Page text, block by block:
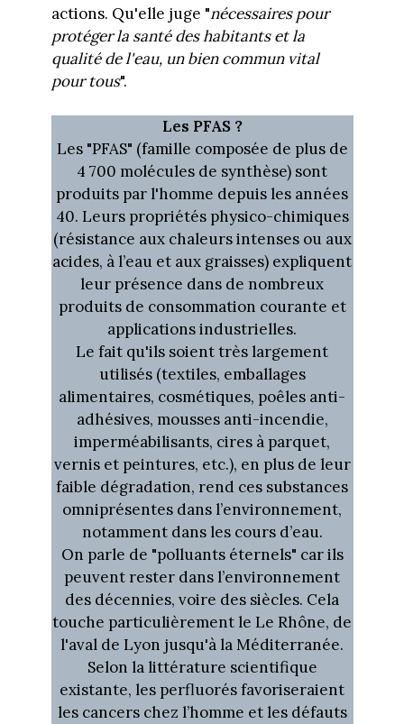
actions. Qu'elle juge "nécessaires pour
protéger la santé des habitants et la
qualité de l'eau, un bien commun vital
pour tous".
Les PFAS ?
Les "PFAS" (famille composée de plus de
4 700 molécules de synthèse) sont
produits par l'homme depuis les années
40. Leurs propriétés physico-chimiques
(résistance aux chaleurs intenses ou aux
acides, à l’eau et aux graisses) expliquent
leur présence dans de nombreux
produits de consommation courante et
applications industrielles.
Le fait qu'ils soient très largement
utilisés (textiles, emballages
alimentaires, cosmétiques, poêles anti-
adhésives, mousses anti-incendie,
imperméabilisants, cires à parquet,
vernis et peintures, etc.), en plus de leur
faible dégradation, rend ces substances
omniprésentes dans l’environnement,
notamment dans les cours d’eau.
On parle de "polluants éternels" car ils
peuvent rester dans l’environnement
des décennies, voire des siècles. Cela
touche particulièrement le Le Rhône, de
l'aval de Lyon jusqu'à la Méditerranée.
Selon la littérature scientifique
existante, les perfluorés favoriseraient
les cancers chez l’homme et les défauts